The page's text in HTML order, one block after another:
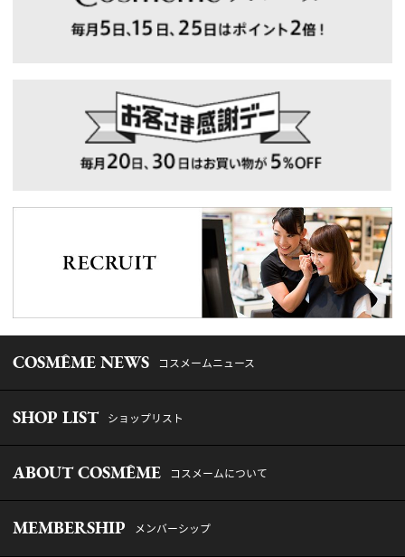
COSMÊME NEWS コスメームニュース
SHOP LIST ショップリスト
ABOUT COSMÊME コスメームについて
MEMBERSHIP メンバーシップ